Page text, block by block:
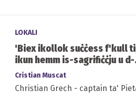
LOKALI
'Biex ikollok suċċess f'kull
ikun hemm is-sagrifiċċju u d-
determinazzjoni'
Cristian Muscat
Christian Grech - captain ta'